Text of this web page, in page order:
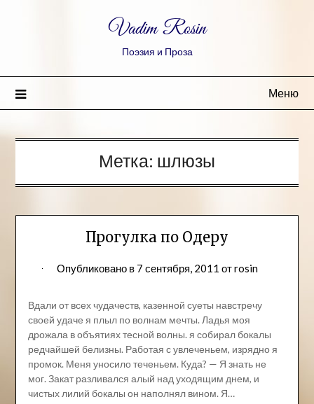
Vadim Rosin
Поэзия и Проза
Меню
Метка: шлюзы
Прогулка по Одеру
Опубликовано в 7 сентября, 2011 отrosin
Вдали от всех чудачеств, казенной суеты навстречу
своей удаче я плыл по волнам мечты. Ладья моя
дрожала в объятиях тесной волны. я собирал бокалы
редчайшей белизны. Работая с увлеченьем, изрядно я
промок. Меня уносило теченьем. Куда? — Я знать не
мог. Закат разливался алый над уходящим днем, и
чистых лилий бокалы он наполнял вином. Я…